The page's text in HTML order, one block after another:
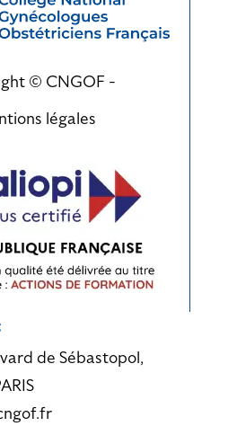
© CNGOF -
légales
de Sébastopol,